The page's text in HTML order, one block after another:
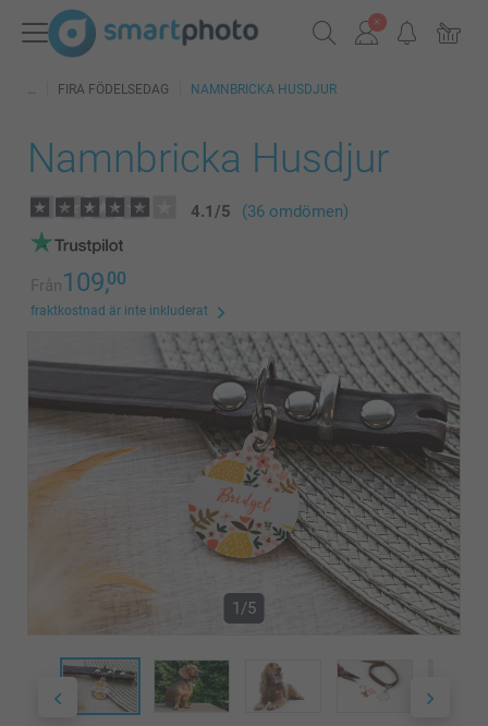
FIRA FÖDELSEDAG NAMNBRICKA HUSDJUR
Namnbricka Husdjur
4.1/5 (36 omdömen)
Från109,00
fraktkostnad är inte inkluderat
1/5